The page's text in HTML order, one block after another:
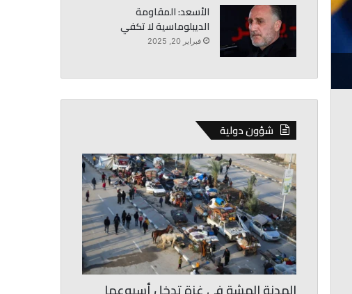
الأسعد: المقاومة
الديبلوماسية لا تكفي
فبراير 20, 2025
شؤون دولية